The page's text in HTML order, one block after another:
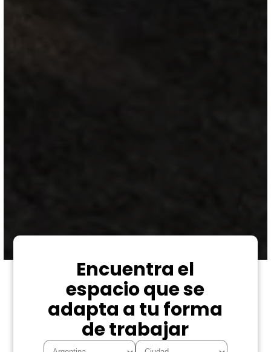
Encuentra el
espacio que se
adapta a tu forma
de trabajar